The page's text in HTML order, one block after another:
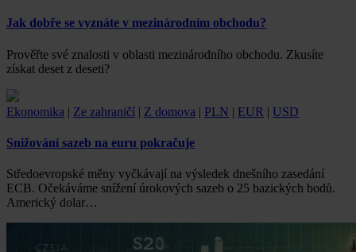
Jak dobře se vyznáte v mezinárodním obchodu?
Prověřte své znalosti v oblasti mezinárodního obchodu. Zkusíte
získat deset z deseti?
Ekonomika | Ze zahraničí | Z domova | PLN | EUR | USD
Snižování sazeb na euru pokračuje
Středoevropské měny vyčkávají na výsledek dnešního zasedání
ECB. Očekáváme snížení úrokových sazeb o 25 bazických bodů.
Americký dolar…